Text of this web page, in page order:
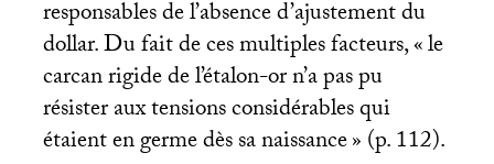
responsables de l’absence d’ajustement du
dollar. Du fait de ces multiples facteurs, «le
carcan rigide de l’étalon-or n’a pas pu
résister aux tensions considérables qui
étaient en germe dès sa naissance» (p. 112).